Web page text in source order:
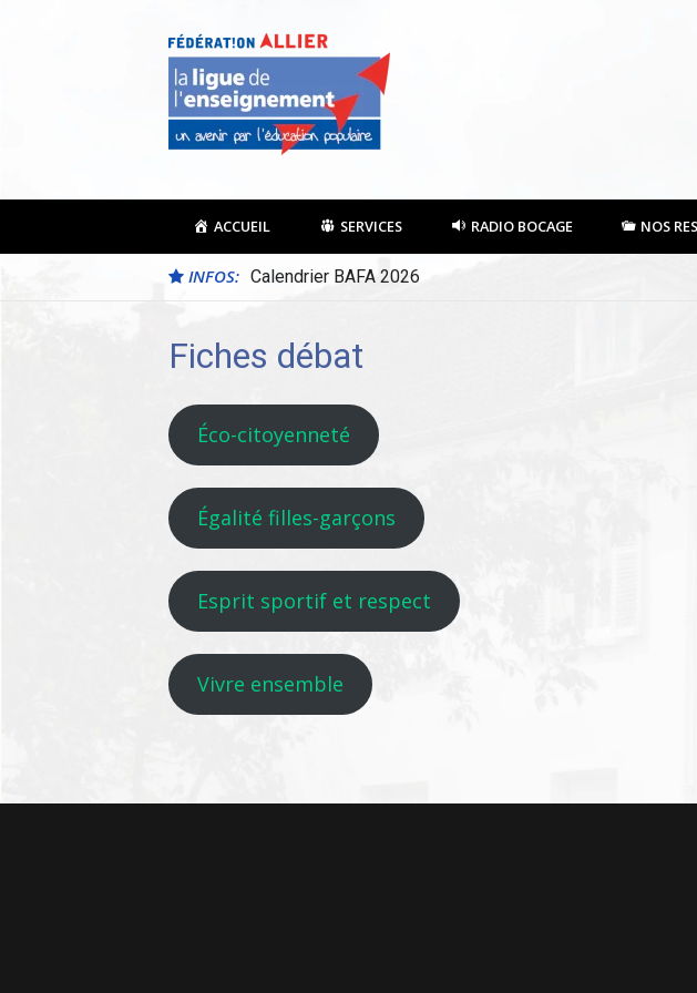
ACCUEIL SERVICES RADIO BOCAGE NOS
INFOS: Calendrier BAFA 2026
Fiches débat
Éco-citoyenneté
Égalité filles-garçons
Esprit sportif et respect
Vivre ensemble